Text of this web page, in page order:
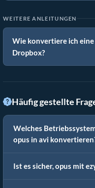
WEITERE ANLEITUNGEN
Wie konvertiere ich
Dropbox?
Häufig gestellte
Welches
opus in avi
Ist es sicher, opus mit